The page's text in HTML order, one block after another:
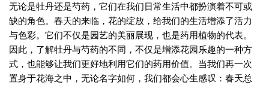
无论是牡丹还是芍药，它们在我们日常生活中都扮演着不可或
缺的角色。春天的来临，花的绽放，给我们的生活增添了活力
与色彩。它们不仅是园艺的美丽展现，也是药用植物的代表。
因此，了解牡丹与芍药的不同，不仅是增添花园乐趣的一种方
式，也能够让我们更好地利用它们的药用价值。当我们再一次
置身于花海之中，无论名字如何，我们都会心生感叹：春天总